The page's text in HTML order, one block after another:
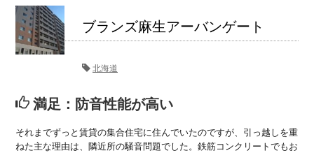
ブランズ麻生アーバンゲート
北海道
満足：防音性能が高い
それまでずっと賃貸の集合住宅に住んでいたのですが、引っ越しを重
ねた主な理由は、隣近所の騒音問題でした。鉄筋コンクリートでもお